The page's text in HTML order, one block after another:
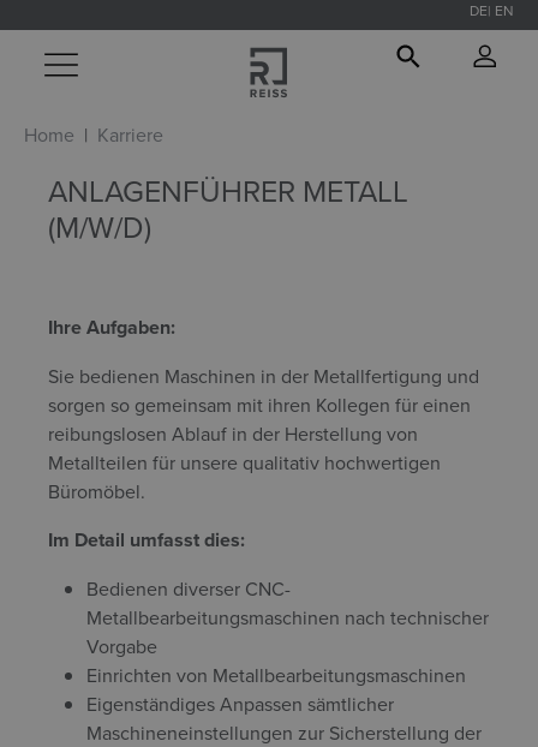
springen
DE EN
Home Karriere
ANLAGENFÜHRER METALL
(M/W/D)
Ihre Aufgaben:
Sie bedienen Maschinen in der Metallfertigung und
sorgen so gemeinsam mit ihren Kollegen für einen
reibungslosen Ablauf in der Herstellung von
Metallteilen für unsere qualitativ hochwertigen
Büromöbel.
Im Detail umfasst dies:
Bedienen diverser CNC-
Metallbearbeitungsmaschinen nach technischer
Vorgabe
Einrichten von Metallbearbeitungsmaschinen
Eigenständiges Anpassen sämtlicher
Maschineneinstellungen zur Sicherstellung der